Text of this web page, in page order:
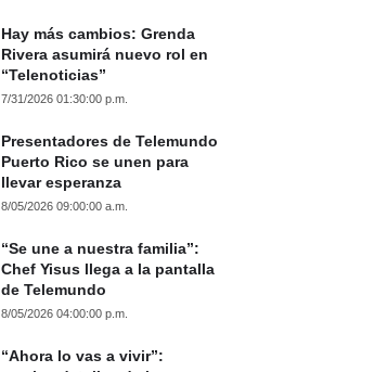
Hay más cambios: Grenda
Rivera asumirá nuevo rol en
“Telenoticias”
7/31/2026 01:30:00 p.m.
Presentadores de Telemundo
Puerto Rico se unen para
llevar esperanza
8/05/2026 09:00:00 a.m.
“Se une a nuestra familia”:
Chef Yisus llega a la pantalla
de Telemundo
8/05/2026 04:00:00 p.m.
“Ahora lo vas a vivir”: